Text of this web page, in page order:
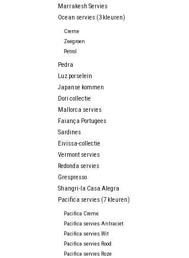
Marrakesh Servies
Ocean servies (3 kleuren)
Creme
Zeegroen
Petrol
Pedra
Luz porselein
Japanse kommen
Dori collectie
Mallorca servies
Faiança Portugees
Sardines
Eivissa-collectie
Vermont servies
Redonda servies
Grespresso
Shangri-la Casa Alegra
Pacifica servies (7 kleuren)
Pacifica Creme
Pacifica servies Antraciet
Pacifica servies Wit
Pacifica servies Rood
Pacifica servies Roze